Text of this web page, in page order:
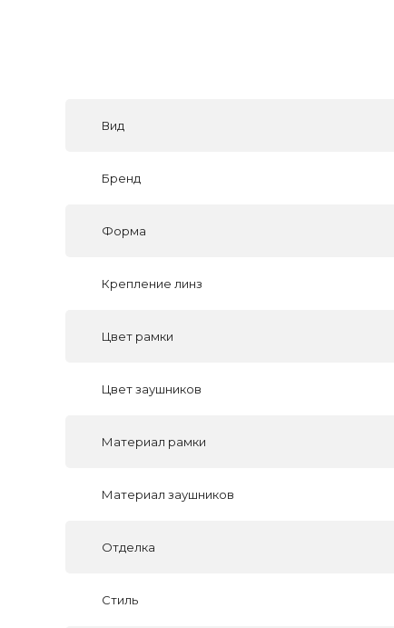
Вид
Бренд
Форма
Крепление линз
Цвет рамки
Цвет заушников
Материал рамки
Материал заушников
Отделка
Стиль